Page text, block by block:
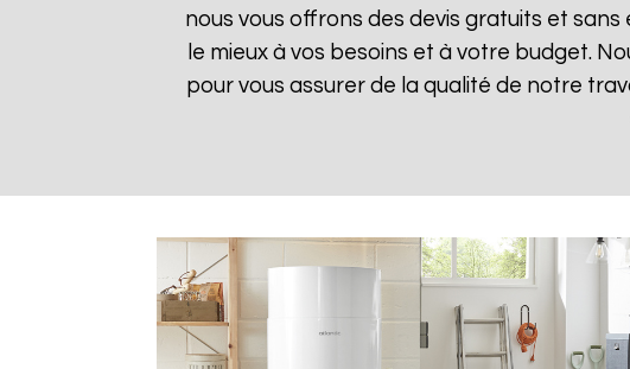
nous vous offrons des devis gratuits et
le mieux à vos besoins et à votre budget.
pour vous assurer de la qualité de notre